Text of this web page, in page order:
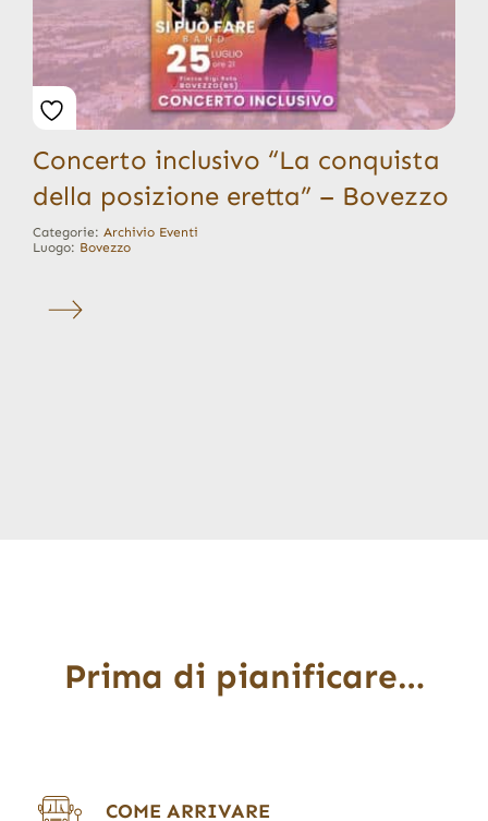
Concerto inclusivo “La conquista
della posizione eretta” – Bovezzo
Categorie: Archivio Eventi
Luogo: Bovezzo
Prima di pianificare…
COME ARRIVARE